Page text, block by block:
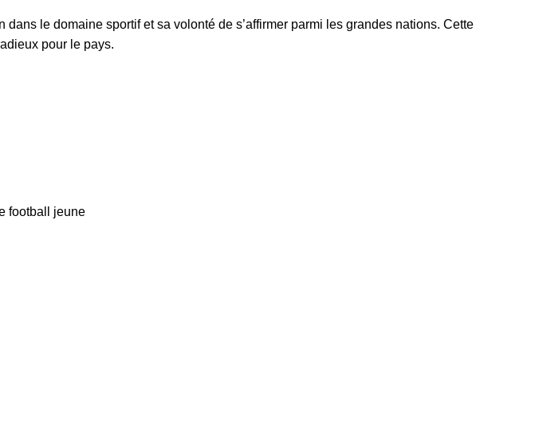
le domaine sportif et sa volonté de s’affirmer parmi les grandes nations. Cette
pour le pays.
football jeune